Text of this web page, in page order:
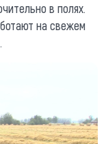
в полях.
на свежем